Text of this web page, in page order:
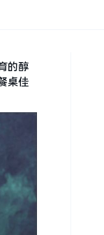
的醇
桌佳